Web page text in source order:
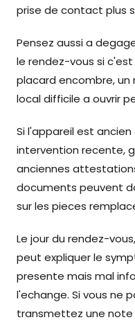
prise de contact plus
Pensez aussi a
le rendez-vous si c'est
placard encombre, un
local difficile a ouvrir
Si l'appareil est
intervention recente,
anciennes
documents peuvent
sur les pieces
Le jour du rendez-
peut expliquer le
presente mais mal
l'echange. Si vous ne
transmettez une